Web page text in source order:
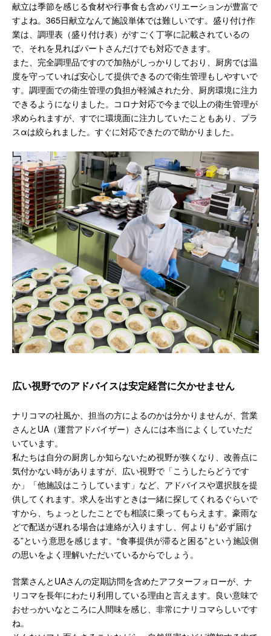
献立は季節を感じる食材や行事食も含めバリエーションが豊富で
すよね。365日献立なんて施設単体では難しいです。盛り付け作
業は、調理表（盛り付け表）がすごく丁寧に記載されているの
で、それを見ればパートさんだけでも対応できます。
また、完全調理品ですので加熱がしっかりしており、厨房では温
度を守っていれば安心して提供できるので衛生管理もしやすいで
す。調理面での衛生管理の負担が軽減された分、厨房環境に注力
できるようになりました。コロナ対応で今まで以上の衛生管理が
求められますが、すでに環境面に注力していたこともあり、プラ
スαは絞られました。すぐに対応できたので助かりました。
広い視野でのアドバイスは安定経営に欠かせません
ナリコマの社風か、担当の方によるのかは分かりませんが、営業
さんとUA（運営アドバイザー）さんには本当によくしていただ
いています。
私たちは自分の厨房しか知らないため視野が狭くなり、改善点に
気付かない時がありますが、広い視野で「こうしたらどうです
か」「他施設はこうしています」など、アドバイスや選択肢を提
供してくれます。求人を出すときは一緒に探してくれるぐらいで
すから、ちょっとしたことでも相談に乗ってもらえます。豪雨な
どで配送が遅れる場合は連絡が入りますし、何よりも“必ず届け
る”という意思を感じます。“食事提供が滞ると困る”という施設側
の思いをよく理解いただいているからでしょう。
営業さんとUAさんの定期訪問を含めたアフターフォローが、ナ
リコマを長年にわたり利用している理由と言えます。良い意味で
おせっかいなところに人間味を感じ、非常にナリコマらしいです
ね。